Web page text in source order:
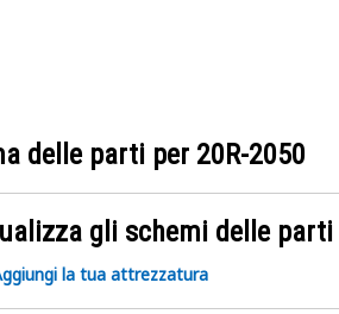
delle parti per 20R-2050
gli schemi delle
la tua attrezzatura